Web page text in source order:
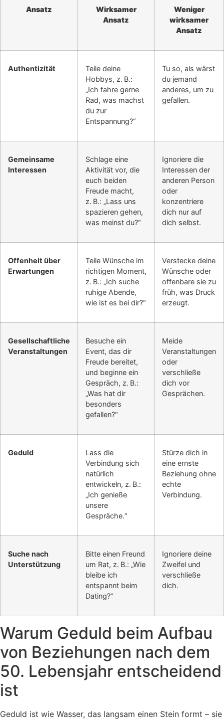
Ansatz
Wirksamer
Ansatz
Weniger
wirksamer
Ansatz
Authentizität
Teile deine
Hobbys, z. B.:
„Ich fahre gerne
Rad, was machst
du zur
Entspannung?“
Tu so, als wärst
du jemand
anderes, um zu
gefallen.
Gemeinsame
Interessen
Schlage eine
Aktivität vor, die
euch beiden
Freude macht,
z. B.: „Lass uns
spazieren gehen,
was meinst du?“
Ignoriere die
Interessen der
anderen Person
oder
konzentriere
dich nur auf
dich selbst.
Offenheit über
Erwartungen
Teile Wünsche im
richtigen Moment,
z. B.: „Ich suche
ruhige Abende,
wie ist es bei dir?“
Verstecke deine
Wünsche oder
offenbare sie zu
früh, was Druck
erzeugt.
Gesellschaftliche
Veranstaltungen
Besuche ein
Event, das dir
Freude bereitet,
und beginne ein
Gespräch, z. B.:
„Was hat dir
besonders
gefallen?“
Meide
Veranstaltungen
oder
verschließe
dich vor
Gesprächen.
Geduld
Lass die
Verbindung sich
natürlich
entwickeln, z. B.:
„Ich genieße
unsere
Gespräche.“
Stürze dich in
eine ernste
Beziehung ohne
echte
Verbindung.
Suche nach
Unterstützung
Bitte einen Freund
um Rat, z. B.: „Wie
bleibe ich
entspannt beim
Dating?“
Ignoriere deine
Zweifel und
verschließe
dich.
Warum Geduld beim Aufbau
von Beziehungen nach dem
50. Lebensjahr entscheidend
ist
Geduld ist wie Wasser, das langsam einen Stein formt – sie